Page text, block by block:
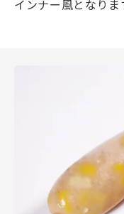
インナー風となりま